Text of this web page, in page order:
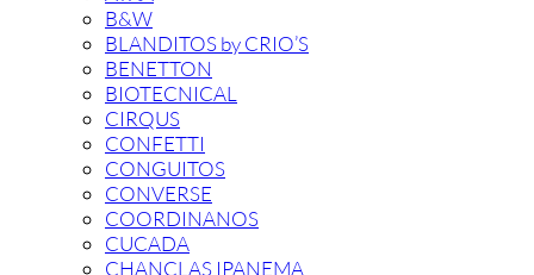
B&W
BLANDITOS by CRIO’S
BENETTON
BIOTECNICAL
CIRQUS
CONFETTI
CONGUITOS
CONVERSE
COORDINANOS
CUCADA
CHANCLAS IPANEMA